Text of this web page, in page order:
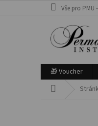
Vše pro PMU
🎁 Voucher